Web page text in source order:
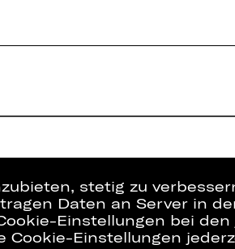
Bereich
L
Datenschutz
Impressum
Cookies
stetig zu
Daten an Server in
Einstellungen bei den
Cookie-Einstellungen